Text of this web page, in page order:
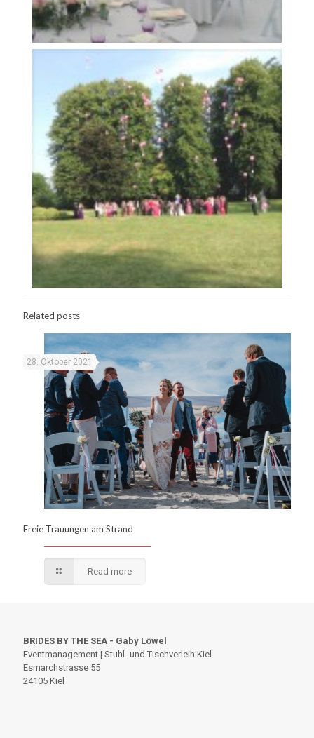
Related posts
28. Oktober 2021
Freie Trauungen am Strand
Read more
BRIDES BY THE SEA - Gaby Löwel
Eventmanagement | Stuhl- und Tischverleih Kiel
Esmarchstrasse 55
24105 Kiel